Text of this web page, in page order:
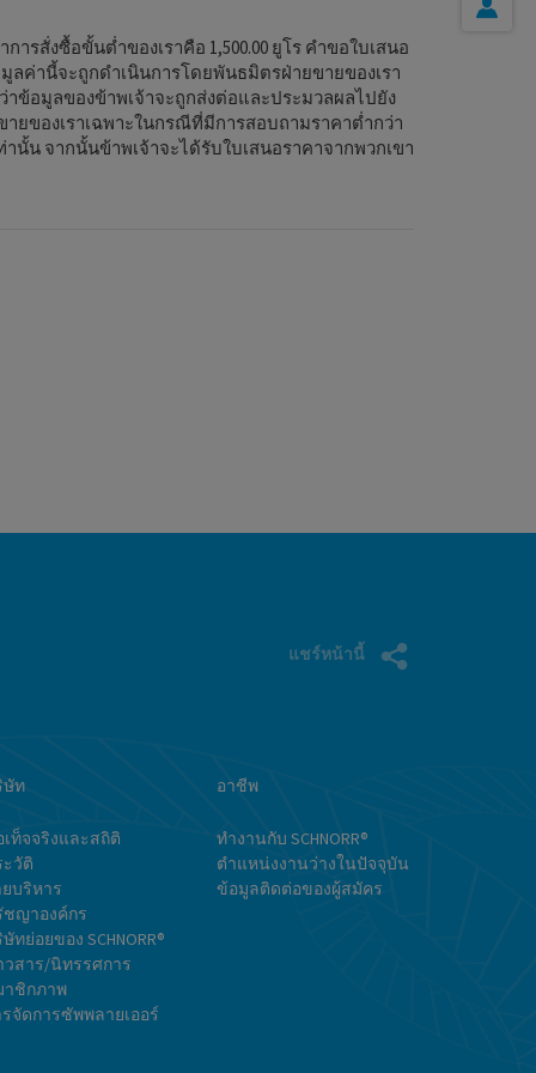
ารสั่งซื้อขั้นต่ำของเราคือ 1,500.00 ยูโร คำขอใบเสนอ
ลค่านี้จะถูกดำเนินการโดยพันธมิตรฝ่ายขายของเรา
าข้อมูลของข้าพเจ้าจะถูกส่งต่อและประมวลผลไปยัง
ยของเราเฉพาะในกรณีที่มีการสอบถามราคาต่ำกว่า
ท่านั้น จากนั้นข้าพเจ้าจะได้รับใบเสนอราคาจากพวกเขา
แชร์หน้านี้
ษัท
ท็จจริงและสถิติ
วัติ
บริหาร
ชญาองค์กร
ทย่อยของ SCHNORR®
สาร/นิทรรศการ
าชิกภาพ
จัดการซัพพลายเออร์
อาชีพ
ทำงานกับ SCHNORR®
ตำแหน่งงานว่างในปัจจุบัน
ข้อมูลติดต่อของผู้สมัคร